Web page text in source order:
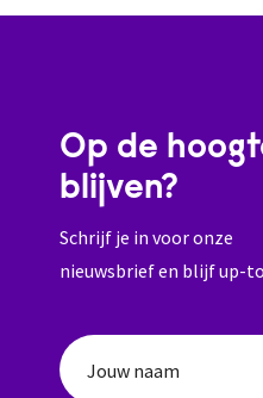
Op de
blijven?
Schrijf je in voor onze
nieuwsbrief en blijf up-
Jouw naam